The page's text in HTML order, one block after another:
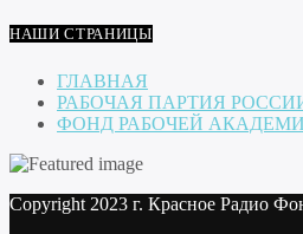
НАШИ СТРАНИЦЫ
ГЛАВНАЯ
РАБОЧАЯ ПАРТИЯ
ФОНД РАБОЧЕЙ
Copyright 2023 г. Красное Радио